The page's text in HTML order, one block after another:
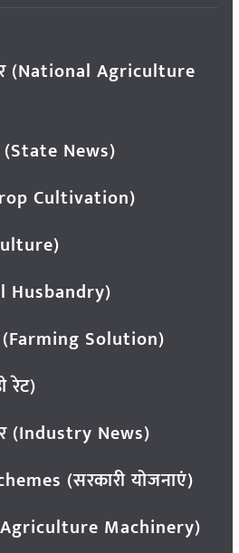
(National Agriculture
(State News)
Cultivation)
Husbandry)
(Farming Solution)
रेट)
(Industry News)
(सरकारी योजनाएं)
Machinery)